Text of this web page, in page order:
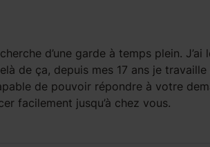
d’une garde à temps plein. J’ai
de ça, depuis mes 17 ans je
de pouvoir répondre à votre
facilement jusqu’à chez vous.